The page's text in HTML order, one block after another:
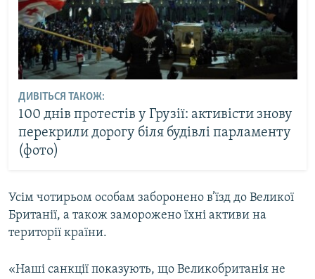
ДИВІТЬСЯ ТАКОЖ:
100 днів протестів у Грузії: активісти знову
перекрили дорогу біля будівлі парламенту
(фото)
Усім чотирьом особам заборонено в’їзд до Великої
Британії, а також заморожено їхні активи на
території країни.
«Наші санкції показують, що Великобританія не